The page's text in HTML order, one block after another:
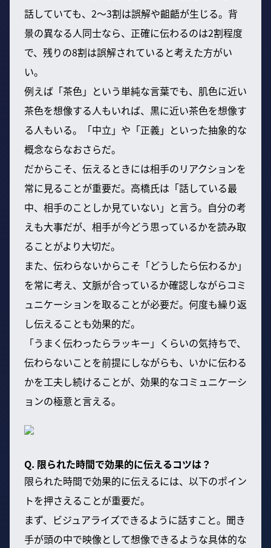
話していても、2〜3割は誤解や齟齬が生じる。背
景の異なる人同士なら、正確に伝わるのは2割程度
で、残りの8割は誤解されていると考えた方がい
い。
例えば「茶色」という単純な言葉でも、肌色に近い
茶色を想像する人もいれば、黒に近い茶色を想像す
る人もいる。「中立」や「正義」といった抽象的な
概念ならなおさらだ。
だからこそ、伝えるときには相手のリアクションを
常に見ることが重要だ。高橋氏は「話している最
中、相手のことしか見ていない」と言う。自分の考
えも大事だが、相手が今どう思っているかを読み取
ることがより大切だ。
また、伝わらないからこそ「どうしたら伝わるか」
を常に考え、文脈が合っているか確認しながらコミ
ュニケーションを取ることが必要だ。何度も繰り返
し伝えることも効果的だ。
「うまく伝わったらラッキー」くらいの気持ちで、
伝わらないことを前提にしながらも、いかに伝わる
かを工夫し続けることが、効果的なコミュニケーシ
ョンの極意と言える。
Q. 限られた時間で効果的に伝えるコツは？
限られた時間で効果的に伝えるには、以下のポイン
トを押さえることが重要だ。
まず、ビジュアライズできるように話すこと。聞き
手が頭の中で映像として想像できるような具体的な